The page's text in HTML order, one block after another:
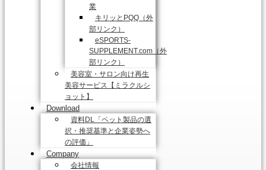
業
キリッとPQQ（外
部リンク）
eSPORTS-
SUPPLEMENT.com（外
部リンク）
美容室・サロン向け再生
美容サービス【ミラクルシ
ョット】
Download
資料DL「ペット製品の選
択・推奨基準と企業姿勢へ
の評価」
Company
会社情報